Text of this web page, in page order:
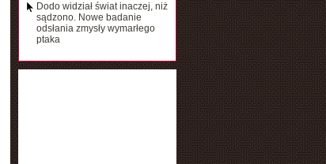
Dodo widział świat inaczej, niż
sądzono. Nowe badanie
odsłania zmysły wymarłego
ptaka